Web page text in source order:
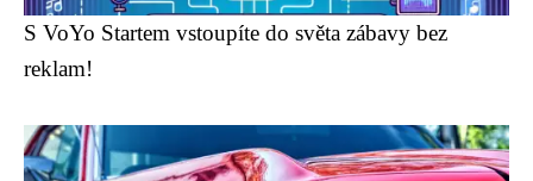
S VoYo Startem vstoupíte do světa zábavy bez
reklam!